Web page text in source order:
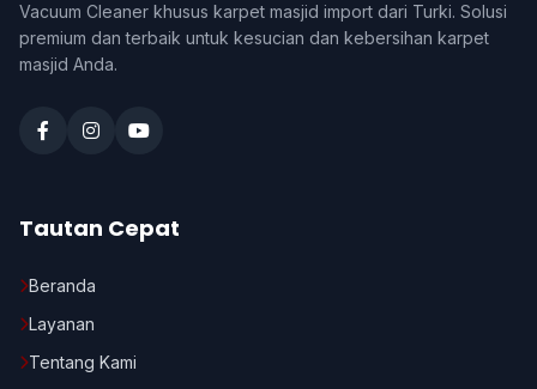
Vacuum Cleaner khusus karpet masjid import dari Turki. Solusi
premium dan terbaik untuk kesucian dan kebersihan karpet
masjid Anda.
Tautan Cepat
Beranda
Layanan
Tentang Kami